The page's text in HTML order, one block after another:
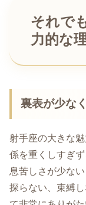
それで
力的な
裏表が少な
射手座の大きな魅
係を重くしすぎ
息苦しさが少な
探らない、束縛